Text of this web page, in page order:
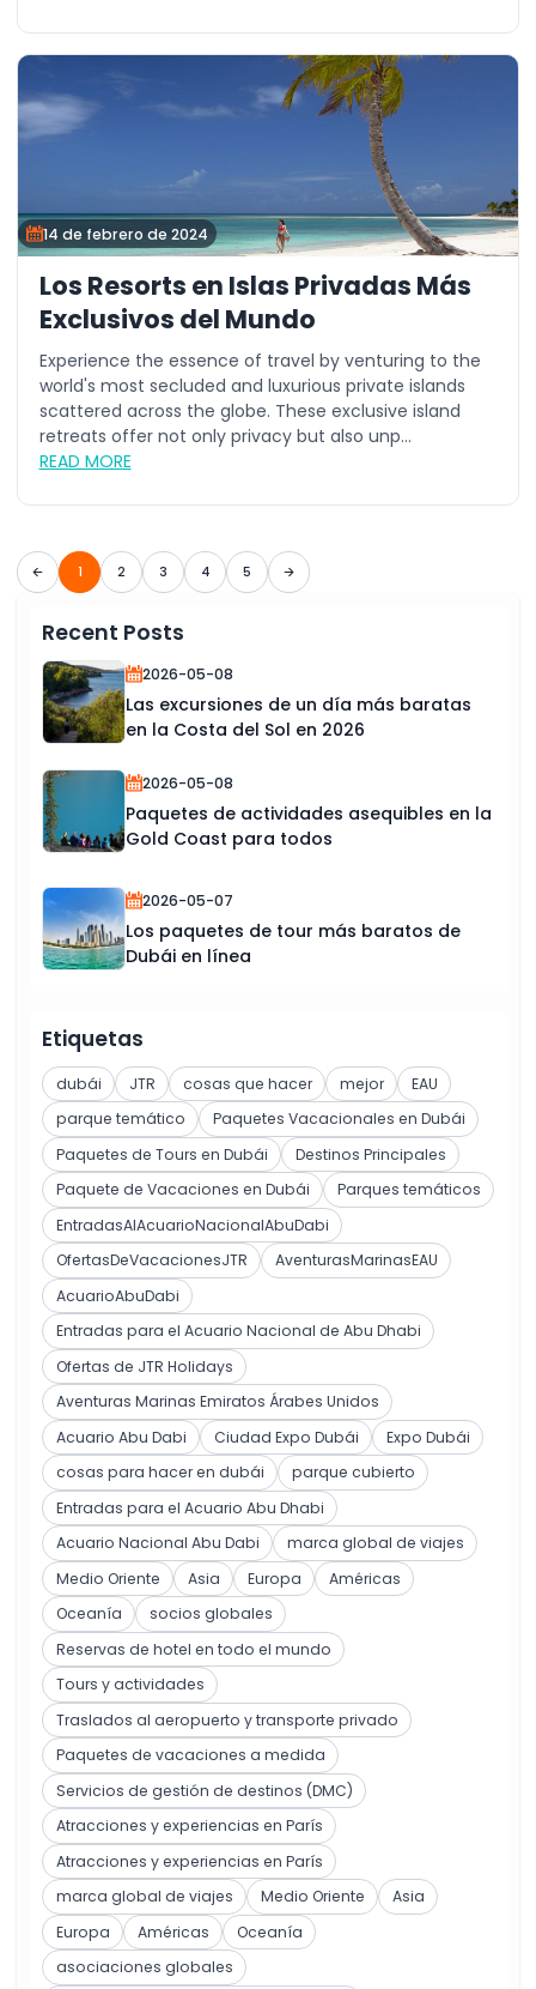
14 de febrero de 2024
Los Resorts en Islas Privadas Más
Exclusivos del Mundo
Experience the essence of travel by venturing to the
world's most secluded and luxurious private islands
scattered across the globe. These exclusive island
retreats offer not only privacy but also unp...
READ MORE
1 2 3 4 5
Recent Posts
2026-05-08
Las excursiones de un día más baratas
en la Costa del Sol en 2026
2026-05-08
Paquetes de actividades asequibles en la
Gold Coast para todos
2026-05-07
Los paquetes de tour más baratos de
Dubái en línea
Etiquetas
dubái JTR cosas que hacer mejor
EAU
parque temático
Paquetes Vacacionales en Dubái
Paquetes de Tours en Dubái
Destinos Principales
Paquete de Vacaciones en Dubái
Parques temáticos
EntradasAlAcuarioNacionalAbuDabi
OfertasDeVacacionesJTR
AventurasMarinasEAU
AcuarioAbuDabi
Entradas para el Acuario Nacional de Abu Dhabi
Ofertas de JTR Holidays
Aventuras Marinas Emiratos Árabes Unidos
Acuario Abu Dabi
Ciudad Expo Dubái
Expo Dubái
cosas para hacer en dubái
parque cubierto
Entradas para el Acuario Abu Dhabi
Acuario Nacional Abu Dabi
marca global de viajes
Medio Oriente
Asia Europa
Américas
Oceanía
socios globales
Reservas de hotel en todo el mundo
Tours y actividades
Traslados al aeropuerto y transporte privado
Paquetes de vacaciones a medida
Servicios de gestión de destinos (DMC)
Atracciones y experiencias en París
Atracciones y experiencias en París
marca global de viajes
Medio Oriente
Asia
Europa
Américas
Oceanía
asociaciones globales